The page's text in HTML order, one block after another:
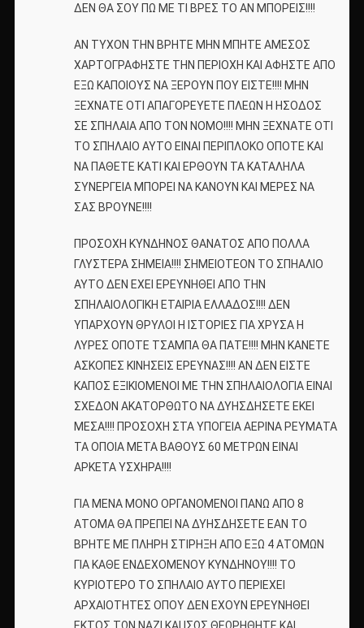
ΔΕΝ ΘΑ ΣΟΥ ΠΩ ΜΕ ΤΙ ΒΡΕΣ ΤΟ ΑΝ ΜΠΟΡΕΙΣ!!!!
ΑΝ ΤΥΧΟΝ ΤΗΝ ΒΡΗΤΕ ΜΗΝ ΜΠΗΤΕ ΑΜΕΣΟΣ
ΧΑΡΤΟΓΡΑΦΗΣΤΕ ΤΗΝ ΠΕΡΙΟΧΗ ΚΑΙ ΑΦΗΣΤΕ ΑΠΟ
ΕΞΩ ΚΑΠΟΙΟΥΣ ΝΑ ΞΕΡΟΥΝ ΠΟΥ ΕΙΣΤΕ!!!! ΜΗΝ
ΞΕΧΝΑΤΕ ΟΤΙ ΑΠΑΓΟΡΕΥΕΤΕ ΠΛΕΩΝ Η ΗΣΟΔΟΣ
ΣΕ ΣΠΗΛΑΙΑ ΑΠΟ ΤΟΝ ΝΟΜΟ!!!! ΜΗΝ ΞΕΧΝΑΤΕ ΟΤΙ
ΤΟ ΣΠΗΛΑΙΟ ΑΥΤΟ ΕΙΝΑΙ ΠΕΡΙΠΛΟΚΟ ΟΠΟΤΕ ΚΑΙ
ΝΑ ΠΑΘΕΤΕ ΚΑΤΙ ΚΑΙ ΕΡΘΟΥΝ ΤΑ ΚΑΤΑΛΗΛΑ
ΣΥΝΕΡΓΕΙΑ ΜΠΟΡΕΙ ΝΑ ΚΑΝΟΥΝ ΚΑΙ ΜΕΡΕΣ ΝΑ
ΣΑΣ ΒΡΟΥΝΕ!!!!
ΠΡΟΣΟΧΗ ΚΥΝΔΗΝΟΣ ΘΑΝΑΤΟΣ ΑΠΟ ΠΟΛΛΑ
ΓΛΥΣΤΕΡΑ ΣΗΜΕΙΑ!!!! ΣΗΜΕΙΟΤΕΟΝ ΤΟ ΣΠΗΑΛΙΟ
ΑΥΤΟ ΔΕΝ ΕΧΕΙ ΕΡΕΥΝΗΘΕΙ ΑΠΟ ΤΗΝ
ΣΠΗΛΑΙΟΛΟΓΙΚΗ ΕΤΑΙΡΙΑ ΕΛΛΑΔΟΣ!!!! ΔΕΝ
ΥΠΑΡΧΟΥΝ ΘΡΥΛΟΙ Η ΙΣΤΟΡΙΕΣ ΓΙΑ ΧΡΥΣΑ Η
ΛΥΡΕΣ ΟΠΟΤΕ ΤΣΑΜΠΑ ΘΑ ΠΑΤΕ!!!! ΜΗΝ ΚΑΝΕΤΕ
ΑΣΚΟΠΕΣ ΚΙΝΗΣΕΙΣ ΕΡΕΥΝΑΣ!!!! ΑΝ ΔΕΝ ΕΙΣΤΕ
ΚΑΠΟΣ ΕΞΙΚΙΟΜΕΝΟΙ ΜΕ ΤΗΝ ΣΠΗΛΑΙΟΛΟΓΙΑ ΕΙΝΑΙ
ΣΧΕΔΟΝ ΑΚΑΤΟΡΘΩΤΟ ΝΑ ΔΥΗΣΔΗΣΕΤΕ ΕΚΕΙ
ΜΕΣΑ!!!! ΠΡΟΣΟΧΗ ΣΤΑ ΥΠΟΓΕΙΑ ΑΕΡΙΝΑ ΡΕΥΜΑΤΑ
ΤΑ ΟΠΟΙΑ ΜΕΤΑ ΒΑΘΟΥΣ 60 ΜΕΤΡΩΝ ΕΙΝΑΙ
ΑΡΚΕΤΑ ΥΣΧΗΡΑ!!!!
ΓΙΑ ΜΕΝΑ ΜΟΝΟ ΟΡΓΑΝΟΜΕΝΟΙ ΠΑΝΩ ΑΠΟ 8
ΑΤΟΜΑ ΘΑ ΠΡΕΠΕΙ ΝΑ ΔΥΗΣΔΗΣΕΤΕ ΕΑΝ ΤΟ
ΒΡΗΤΕ ΜΕ ΠΛΗΡΗ ΣΤΙΡΗΞΗ ΑΠΟ ΕΞΩ 4 ΑΤΟΜΩΝ
ΓΙΑ ΚΑΘΕ ΕΝΔΕΧΟΜΕΝΟΥ ΚΥΝΔΗΝΟΥ!!!! ΤΟ
ΚΥΡΙΟΤΕΡΟ ΤΟ ΣΠΗΛΑΙΟ ΑΥΤΟ ΠΕΡΙΕΧΕΙ
ΑΡΧΑΙΟΤΗΤΕΣ ΟΠΟΥ ΔΕΝ ΕΧΟΥΝ ΕΡΕΥΝΗΘΕΙ
ΕΚΤΟΣ ΤΩΝ ΝΑΖΙ ΚΑΙ ΙΣΩΣ ΘΕΩΡΗΘΗΤΕ ΚΑΙ